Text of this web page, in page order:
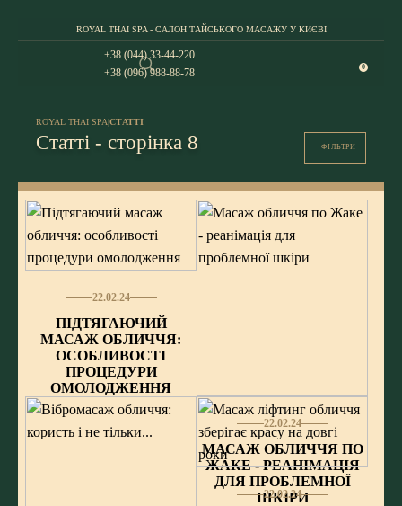
ROYAL THAI SPA - САЛОН ТАЙСЬКОГО МАСАЖУ У КИЄВІ
+38 (044) 33-44-220
+38 (096) 988-88-78
0
ROYAL THAI SPA|СТАТТІ
Статті - сторінка 8 ФІЛЬТРИ
22.02.24
ПІДТЯГАЮЧИЙ
МАСАЖ ОБЛИЧЧЯ:
ОСОБЛИВОСТІ
ПРОЦЕДУРИ
ОМОЛОДЖЕННЯ
22.02.24
МАСАЖ ОБЛИЧЧЯ ПО
ЖАКЕ - РЕАНІМАЦІЯ
ДЛЯ ПРОБЛЕМНОЇ
ШКІРИ
22.02.24